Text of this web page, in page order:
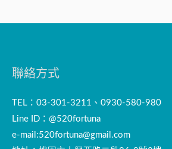
聯絡方式
TEL：03-301-3211、0930-580-980
Line ID：@520fortuna
e-mail:520fortuna@gmail.com